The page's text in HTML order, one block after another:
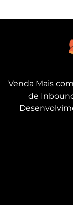
Venda Mais
de